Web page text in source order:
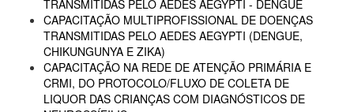
TRANSMITIDAS PELO AEDES AEGYPTI - DENGUE
CAPACITAÇÃO MULTIPROFISSIONAL DE DOENÇAS
TRANSMITIDAS PELO AEDES AEGYPTI (DENGUE,
CHIKUNGUNYA E ZIKA)
CAPACITAÇÃO NA REDE DE ATENÇÃO PRIMÁRIA E
CRMI, DO PROTOCOLO/FLUXO DE COLETA DE
LIQUOR DAS CRIANÇAS COM DIAGNÓSTICOS DE